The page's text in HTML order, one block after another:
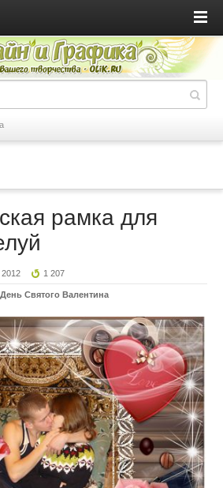
рамка для
1 207
День Святого Валентина